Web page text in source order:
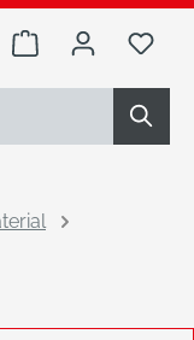
Warenkorb Du